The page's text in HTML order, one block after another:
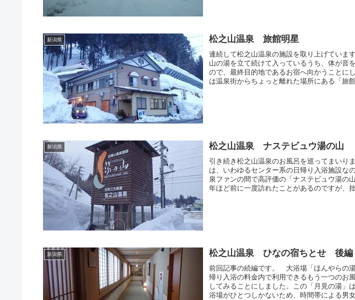
新潟県 松之山温泉 旅館明星
連続して松之山温泉の施設を取り上げていま
山の湯を立て続けて入っているうち、体が音
ので、最終目的地であるお宿へ向かうことに
は温泉街からちょっと離れた場所にある「旅
新潟県 松之山温泉 ナステビュウ湯の山
引き続き松之山温泉のお風呂を巡ってまいり
は、いわゆるセンター系の日帰り入浴施設な
泉ファンの間で高評価の「ナステビュウ湯の
年ほど前に一度訪れたことがあるのですが、
新潟県 松之山温泉 ひなの宿ちとせ 後編
前回記事の続編です。 大浴場「ほんやらの
帰り入浴の料金内で利用できるもう一つのお
してみることにしました。この「月見の湯」
浴場がひとつしかないため、時間帯による男